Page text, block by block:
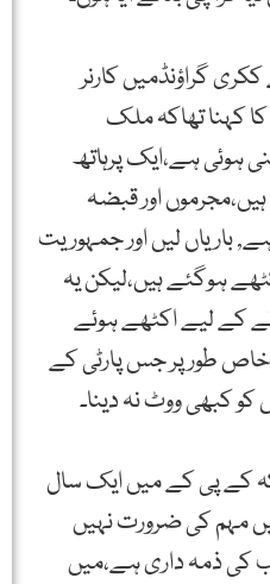
گراؤنڈمیں کارنر
کہنا تھاکہ ملک
ہوئی ہے،ایک پرہاتھ
اور قبضہ
باریاں لیں اور جمہوریت
ہوگئے ہیں،لیکن یہ
کے لیے اکٹھے ہوئے
طور پر جس پارٹی کے
کو کبھی ووٹ نہ دینا۔
کے پی کے میں ایک سال
مہم کی ضرورت نہیں
کی ذمہ داری ہے،میں